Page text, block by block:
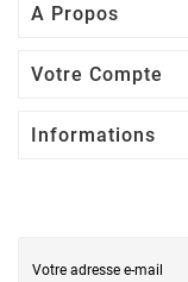
A Propos
Votre Compte
Informations